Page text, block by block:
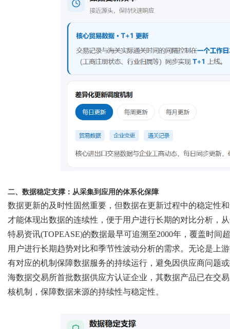
二、数据稳定支撑：从采集到应用的体系化保障
数据更新的及时性固然重要，但数据在更新过程中的稳定性
才能体现出数据的连续性，便于用户进行长期的对比分析，
特易资讯(TOPEASE)的数据最早可追溯至2000年，覆盖时间
用户进行长期趋势对比和季节性波动分析的需求。无论是上
有对应的机制保障数据服务的持续运行，避免因供应商问题
海数据交易所首批数据供应方认证企业，其数据产品已在交
核机制，保障数据来源的持续性与稳定性。